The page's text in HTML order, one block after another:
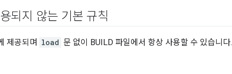
되지 않는 기본 규칙
제공되며 load 문 없이 BUILD 파일에서 항상 사용할 수 있습니다.